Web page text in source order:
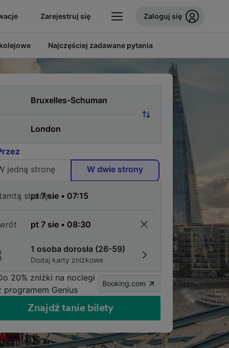
Zarejestruj się Zaloguj się
Najczęściej zadawane pytania
jedną stronę
W dwie strony
stronę
1 osoba dorosła (26-59)
Dodaj karty zniżkowe
20% zniżki na noclegi
programem Genius
Booking.com
Znajdź tanie bilety